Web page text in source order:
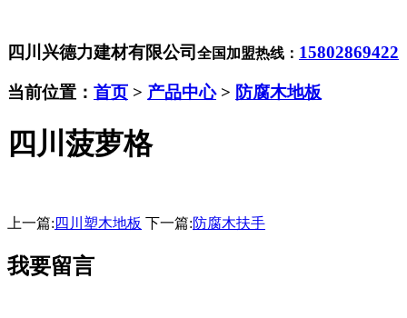
四川兴德力建材有限公司 全国加盟热线： 15802869422
当前位置： 首页 > 产品中心> 防腐木地板
四川菠萝格
上一篇: 四川塑木地板 下一篇:防腐木扶手
我要留言